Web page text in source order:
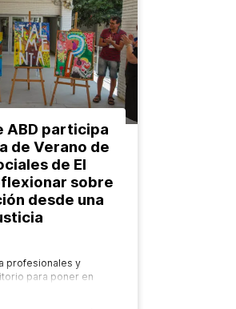
ABD participa
de Verano de
de El
sobre
desde una
profesionales y
para poner en